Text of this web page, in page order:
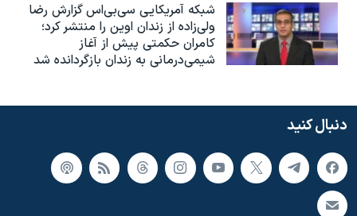
شبکه آمریکایی سی‌بی‌‌اس گزارش رضا
ولی‌زاده از زندان اوین را منتشر کرد؛
کامران حکمتی پیش از آغاز
شیمی‌درمانی به زندان بازگردانده شد
دنبال کنید